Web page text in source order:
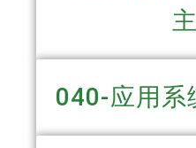
040-应用系